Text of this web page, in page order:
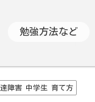
勉強方法など
障害 中学生 育て方